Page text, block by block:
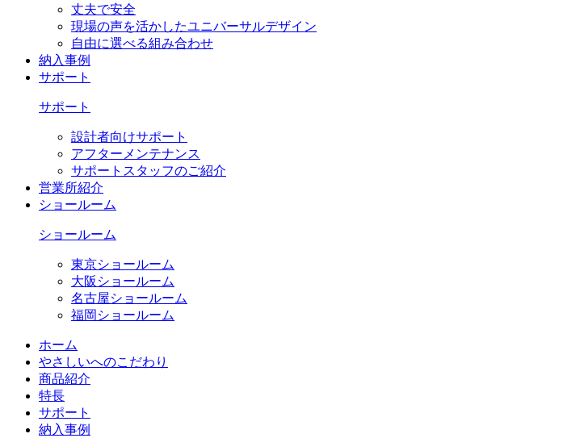
丈夫で安全
現場の声を活かしたユニバーサルデザイン
自由に選べる組み合わせ
納入事例
サポート
サポート
設計者向けサポート
アフターメンテナンス
サポートスタッフのご紹介
営業所紹介
ショールーム
ショールーム
東京ショールーム
大阪ショールーム
名古屋ショールーム
福岡ショールーム
ホーム
やさしいへのこだわり
商品紹介
特長
サポート
納入事例